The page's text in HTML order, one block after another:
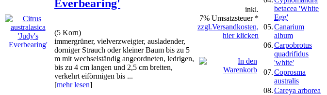
Everbearing'
(5 Korn)
immergrüner, vielverzweigter, ausladender,
dorniger Strauch oder kleiner Baum bis zu 5
m mit wechselständig angeordneten, ledrigen,
bis zu 4 cm langen und 2,5 cm breiten,
verkehrt eiförmigen bis ...
[mehr lesen]
inkl.
7% Umsatzsteuer *
zzgl.Versandkosten,
hier klicken
betacea 'White
Egg'
05.Canarium
album
06.Carpobrotus
quadrifidus
'white'
07.Coprosma
australis
08.Careya arborea